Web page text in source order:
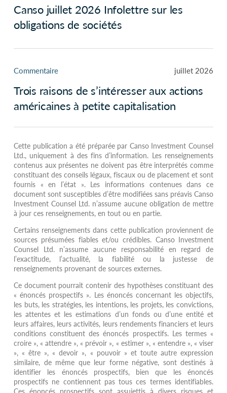
Canso juillet 2026 Infolettre sur les
obligations de sociétés
Commentaire juillet 2026
Trois raisons de s’intéresser aux actions
américaines à petite capitalisation
Cette publication a été préparée par Canso Investment Counsel
Ltd., uniquement à des fins d’information. Les renseignements
contenus aux présentes ne doivent pas être interprétés comme
constituant des conseils légaux, fiscaux ou de placement et sont
fournis « en l’état ». Les informations contenues dans ce
document sont susceptibles d’être modifiées sans préavis Canso
Investment Counsel Ltd. n’assume aucune obligation de mettre
à jour ces renseignements, en tout ou en partie.
Certains renseignements dans cette publication proviennent de
sources présumées fiables et/ou crédibles. Canso Investment
Counsel Ltd. n’assume aucune responsabilité en regard de
l’exactitude, l’actualité, la fiabilité ou la justesse de
renseignements provenant de sources externes.
Ce document pourrait contenir des hypothèses constituant des
« énoncés prospectifs ». Les énoncés concernant les objectifs,
les buts, les stratégies, les intentions, les projets, les convictions,
les attentes et les estimations d’un fonds ou d’une entité et
leurs affaires, leurs activités, leurs rendements financiers et leurs
conditions constituent des énoncés prospectifs. Les termes «
croire », « attendre », « prévoir », « estimer », « entendre », « viser
», « être », « devoir », « pouvoir » et toute autre expression
similaire, de même que leur forme négative, sont destinés à
identifier les énoncés prospectifs, bien que les énoncés
prospectifs ne contiennent pas tous ces termes identifiables.
Ces énoncés prospectifs sont assujettis à divers risques et